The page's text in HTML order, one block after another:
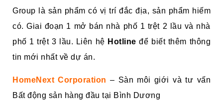
Group là sản phẩm có vị trí đắc địa, sản phẩm hiếm
có. Giai đoạn 1 mở bán nhà phố 1 trệt 2 lầu và nhà
phố 1 trệt 3 lầu. Liên hệ Hotline để biết thêm thông
tin mới nhất về dự án.
HomeNext Corporation – Sàn môi giới và tư vấn
Bất động sản hàng đầu tại Bình Dương